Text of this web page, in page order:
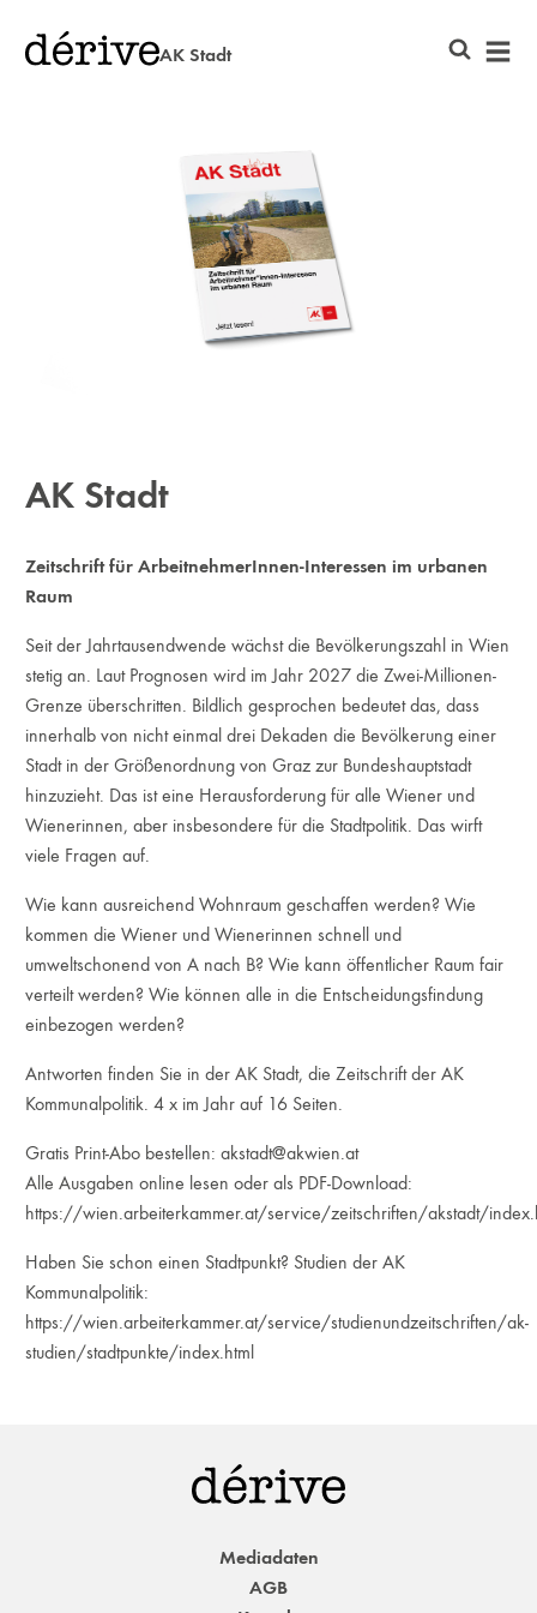
AK Stadt
AK Stadt
Zeitschrift für ArbeitnehmerInnen-Interessen im urbanen
Raum
Seit der Jahrtausendwende wächst die Bevölkerungszahl in Wien
stetig an. Laut Prognosen wird im Jahr 2027 die Zwei-Millionen-
Grenze überschritten. Bildlich gesprochen bedeutet das, dass
innerhalb von nicht einmal drei Dekaden die Bevölkerung einer
Stadt in der Größenordnung von Graz zur Bundeshauptstadt
hinzuzieht. Das ist eine Herausforderung für alle Wiener und
Wienerinnen, aber insbesondere für die Stadtpolitik. Das wirft
viele Fragen auf.
Wie kann ausreichend Wohnraum geschaffen werden? Wie
kommen die Wiener und Wienerinnen schnell und
umweltschonend von A nach B? Wie kann öffentlicher Raum fair
verteilt werden? Wie können alle in die Entscheidungsfindung
einbezogen werden?
Antworten finden Sie in der AK Stadt, die Zeitschrift der AK
Kommunalpolitik. 4 x im Jahr auf 16 Seiten.
Gratis Print-Abo bestellen:akstadt@akwien.at
Alle Ausgaben online lesen oder als PDF-Download:
https://wien.arbeiterkammer.at/service/zeitschriften/akstadt/
Haben Sie schon einen Stadtpunkt? Studien der AK
Kommunalpolitik:
https://wien.arbeiterkammer.at/service/studienundzeitschriften/ak-
studien/stadtpunkte/index.html
Mediadaten
AGB